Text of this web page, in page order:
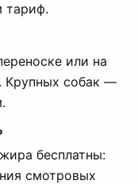
тариф.
или на
Крупных собак —
бесплатны:
смотровых